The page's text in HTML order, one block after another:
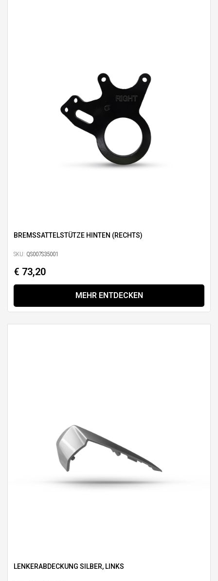
BREMSSATTELSTÜTZE HINTEN (RECHTS)
SKU: QS007S35001
€ 73,20
MEHR ENTDECKEN
LENKERABDECKUNG SILBER, LINKS